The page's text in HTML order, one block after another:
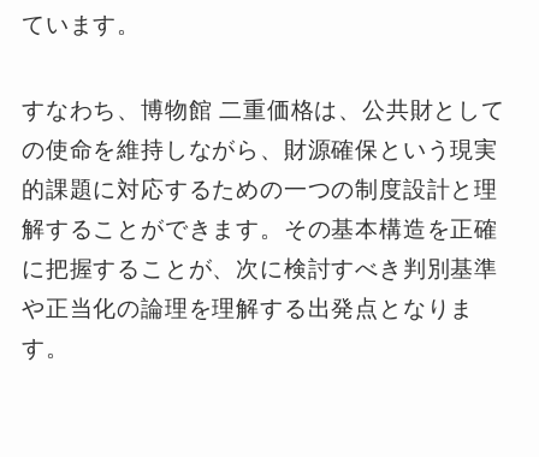
ています。
すなわち、博物館 二重価格は、公共財として
の使命を維持しながら、財源確保という現実
的課題に対応するための一つの制度設計と理
解することができます。その基本構造を正確
に把握することが、次に検討すべき判別基準
や正当化の論理を理解する出発点となりま
す。